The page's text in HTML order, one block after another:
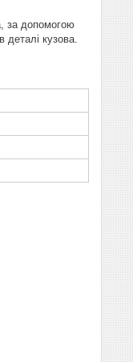
за допомогою
кузова.